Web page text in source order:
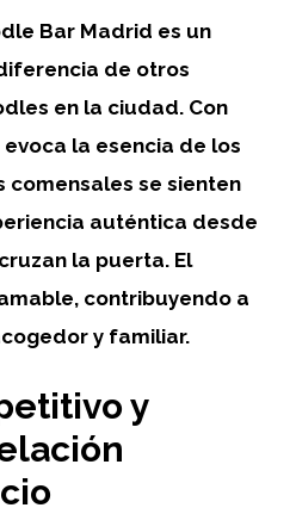
Bar Madrid es un
de otros
en la ciudad. Con
la esencia de los
comensales se sienten
auténtica desde
la puerta. El
contribuyendo a
y familiar.
y